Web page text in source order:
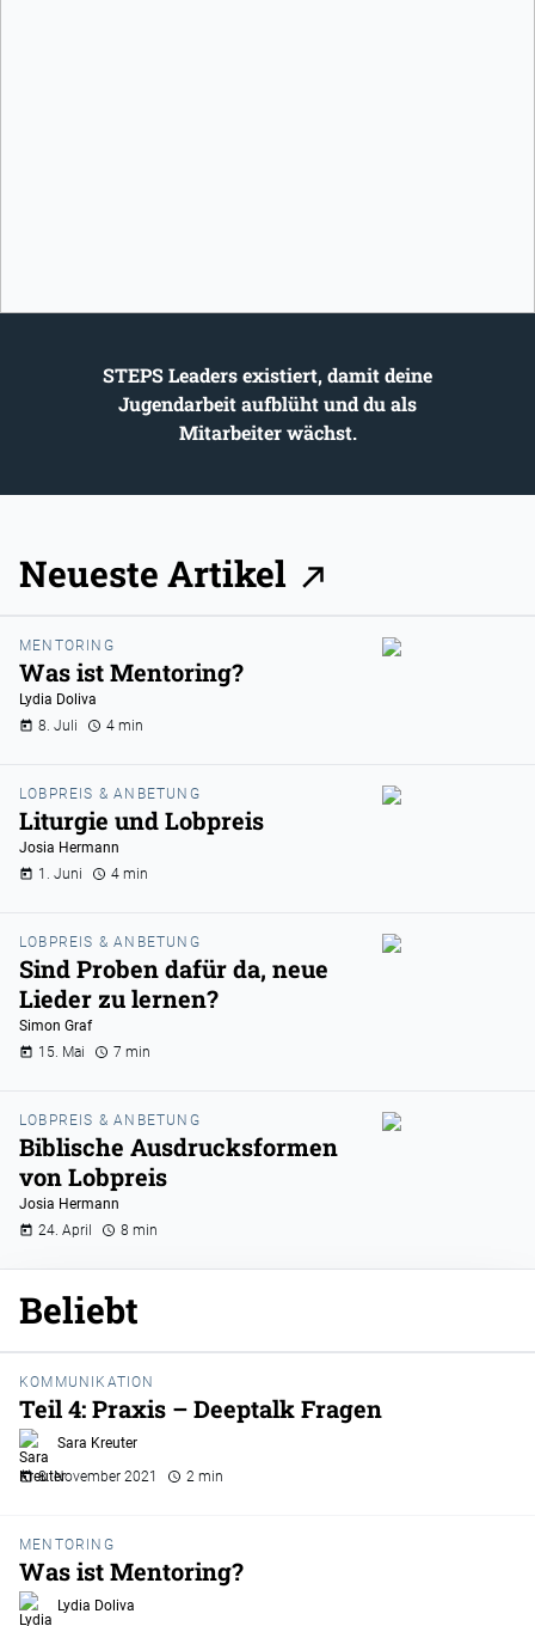
STEPS Leaders existiert, damit deine
Jugendarbeit aufblüht und du als
Mitarbeiter wächst.
Neueste Artikel
MENTORING
Was ist Mentoring?
Lydia Doliva
8. Juli
4 min
LOBPREIS & ANBETUNG
Liturgie und Lobpreis
Josia Hermann
1. Juni
4 min
LOBPREIS & ANBETUNG
Sind Proben dafür da, neue
Lieder zu lernen?
Simon Graf
15. Mai
7 min
LOBPREIS & ANBETUNG
Biblische Ausdrucksformen
von Lobpreis
Josia Hermann
24. April
8 min
Beliebt
KOMMUNIKATION
Teil 4: Praxis – Deeptalk Fragen
Sara Kreuter
8. November 2021
2 min
MENTORING
Was ist Mentoring?
Lydia Doliva